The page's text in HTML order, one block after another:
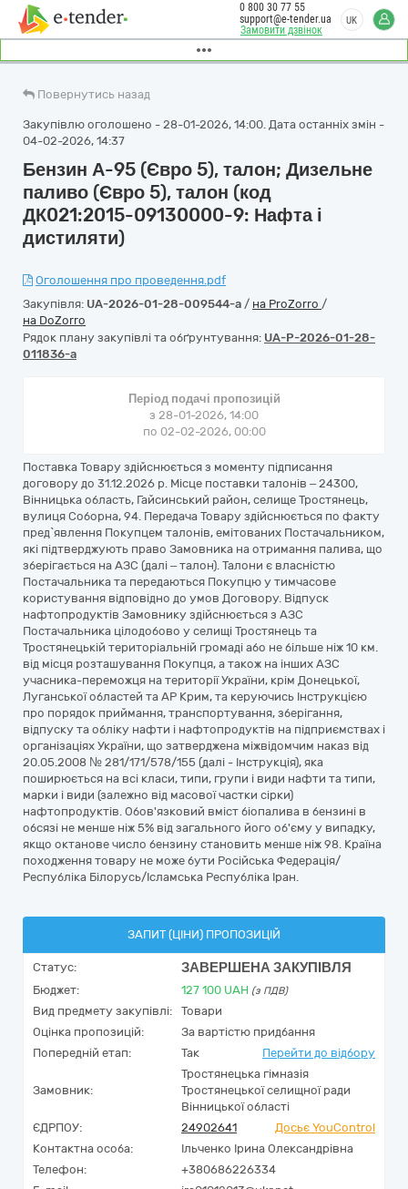
Замовити дзвінок
0 800 30 77 55
support@e-tender.ua
UK
Повернутись назад
Закупівлю оголошено - 28-01-2026, 14:00. Дата останніх змін -
04-02-2026, 14:37
Бензин А-95 (Євро 5), талон; Дизельне
паливо (Євро 5), талон (код
ДК021:2015-09130000-9: Нафта і
дистиляти)
Оголошення про проведення.pdf
Закупівля: UA-2026-01-28-009544-a / на ProZorro /
на DoZorro
Рядок плану закупівлі та обґрунтування: UA-P-2026-01-28-
011836-a
Період подачі пропозицій
з 28-01-2026, 14:00
по 02-02-2026, 00:00
Поставка Товару здійснюється з моменту підписання
договору до 31.12.2026 р. Місце поставки талонів – 24300,
Вінницька область, Гайсинський район, селище Тростянець,
вулиця Соборна, 94. Передача Товару здійснюється по факту
пред`явлення Покупцем талонів, емітованих Постачальником,
які підтверджують право Замовника на отримання палива, що
зберігається на АЗС (далі – талон). Талони є власністю
Постачальника та передаються Покупцю у тимчасове
користування відповідно до умов Договору. Відпуск
нафтопродуктів Замовнику здійснюється з АЗС
Постачальника цілодобово у селищі Тростянець та
Тростянецькій територіальній громаді або не більше ніж 10 км.
від місця розташування Покупця, а також на інших АЗС
учасника-переможця на території України, крім Донецької,
Луганської областей та АР Крим, та керуючись Інструкцією
про порядок приймання, транспортування, зберігання,
відпуску та обліку нафти і нафтопродуктів на підприємствах і
організаціях України, що затверджена міжвідомчим наказ від
20.05.2008 № 281/171/578/155 (далі - Інструкція), яка
поширюється на всі класи, типи, групи і види нафти та типи,
марки і види (залежно від масової частки сірки)
нафтопродуктів. Обов'язковий вміст біопалива в бензині в
обсязі не менше ніж 5% від загального його об'єму у випадку,
якщо октанове число бензину становить менше ніж 98. Країна
походження товару не може бути Російська Федерація/
Республіка Білорусь/Ісламська Республіка Іран.
ЗАПИТ (ЦІНИ) ПРОПОЗИЦІЙ
Статус: ЗАВЕРШЕНА ЗАКУПІВЛЯ
Бюджет: 127 100 UAH (з ПДВ)
Вид предмету закупівлі:
Товари
Оцінка пропозицій:
За вартістю придбання
Попередній етап:
Так Перейти до відбору
Замовник:
Тростянецька гімназія
Тростянецької селищної ради
Вінницької області
ЄДРПОУ:
24902641
Досьє YouControl
Контактна особа:
Ільченко Ірина Олександрівна
Телефон:
+380686226334